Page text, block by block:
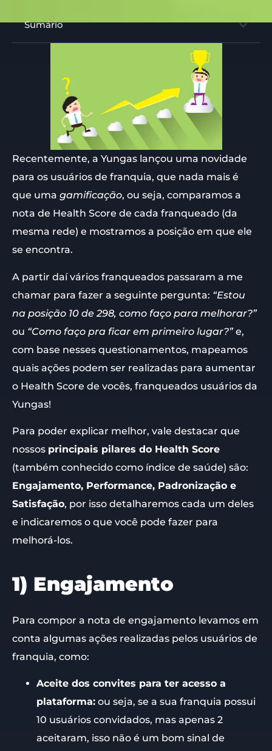
Sumário
Recentemente, a Yungas lançou uma novidade
para os usuários de franquia, que nada mais é
que uma gamificação, ou seja, comparamos a
nota de Health Score de cada franqueado (da
mesma rede) e mostramos a posição em que ele
se encontra.
A partir daí vários franqueados passaram a me
chamar para fazer a seguinte pergunta: “Estou
na posição 10 de 298, como faço para melhorar?”
ou “Como faço pra ficar em primeiro lugar?”e,
com base nesses questionamentos, mapeamos
quais ações podem ser realizadas para aumentar
o Health Score de vocês, franqueados usuários da
Yungas!
Para poder explicar melhor, vale destacar que
nossos principais pilares do Health Score
(também conhecido como índice de saúde) são:
Engajamento, Performance, Padronização e
Satisfação, por isso detalharemos cada um deles
e indicaremos o que você pode fazer para
melhorá-los.
1) Engajamento
Para compor a nota de engajamento levamos em
conta algumas ações realizadas pelos usuários de
franquia, como:
Aceite dos convites para ter acesso a
plataforma: ou seja, se a sua franquia possui
10 usuários convidados, mas apenas 2
aceitaram, isso não é um bom sinal de